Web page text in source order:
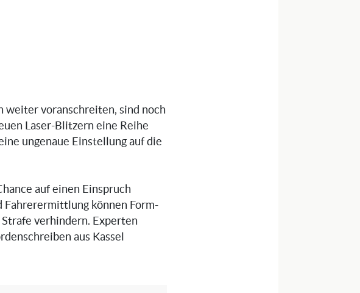
weiter voranschreiten, sind noch
Laser-Blitzern eine Reihe
ungenaue Einstellung auf die
auf einen Einspruch
Fahrerermittlung können Form-
verhindern. Experten
aus Kassel